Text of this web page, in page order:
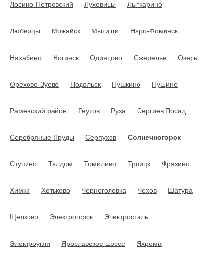
Лосино-Петровский Луховицы Лыткарино
Люберцы Можайск Мытищи Наро-Фоминск
Нахабино Ногинск Одинцово Ожерелье Озеры
Орехово-Зуево Подольск Пушкино Пущино
Раменский район Реутов Руза Сергиев Посад
Серебряные Пруды Серпухов Солнечногорск
Ступино Талдом Томилино Троицк Фрязино
Химки Хотьково Черноголовка Чехов Шатура
Щелково Электрогорск Электросталь
Электроугли Ярославское шоссе Яхрома